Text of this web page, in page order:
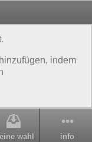
indem
wahl info